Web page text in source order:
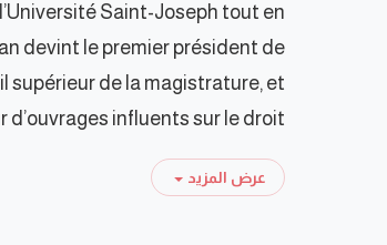
Saint-Joseph tout en
devint le premier président de
supérieur de la magistrature, et
influents sur le droit
le droit commercial, il a marqué
pour son intégrité et son
عرض المزيد